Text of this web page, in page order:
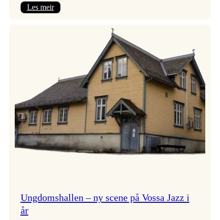
Les meir:
Ungdomshallen – ny scene på Vossa Jazz i
år